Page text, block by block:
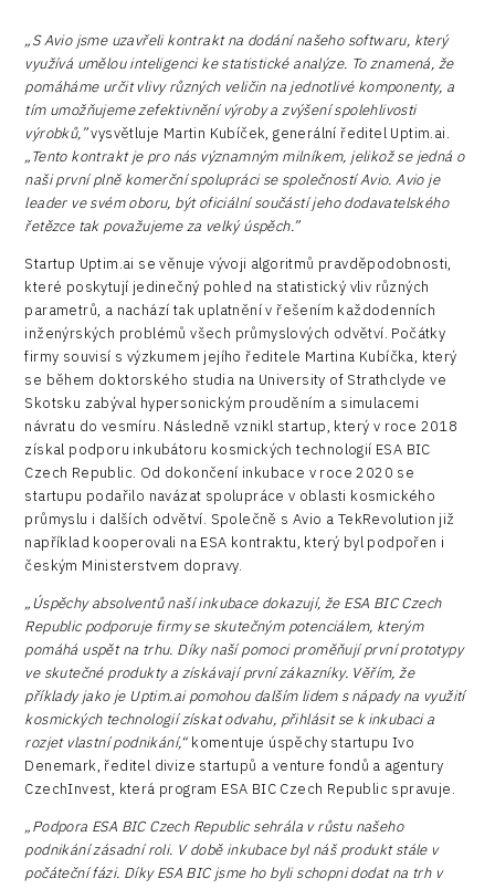
„S Avio jsme uzavřeli kontrakt na dodání našeho softwaru, který
využívá umělou inteligenci ke statistické analýze. To znamená, že
pomáháme určit vlivy různých veličin na jednotlivé komponenty, a
tím umožňujeme zefektivnění výroby a zvýšení spolehlivosti
výrobků,”vysvětluje Martin Kubíček, generální ředitel Uptim.ai.
„Tento kontrakt je pro nás významným milníkem, jelikož se jedná o
naši první plně komerční spolupráci se společností Avio. Avio je
leader ve svém oboru, být oficiální součástí jeho dodavatelského
řetězce tak považujeme za velký úspěch.”
Startup Uptim.ai se věnuje vývoji algoritmů pravděpodobnosti,
které poskytují jedinečný pohled na statistický vliv různých
parametrů, a nachází tak uplatnění v řešením každodenních
inženýrských problémů všech průmyslových odvětví. Počátky
firmy souvisí s výzkumem jejího ředitele Martina Kubíčka, který
se během doktorského studia na University of Strathclyde ve
Skotsku zabýval hypersonickým prouděním a simulacemi
návratu do vesmíru. Následně vznikl startup, který v roce 2018
získal podporu inkubátoru kosmických technologií ESA BIC
Czech Republic. Od dokončení inkubace v roce 2020 se
startupu podařilo navázat spolupráce v oblasti kosmického
průmyslu i dalších odvětví. Společně s Avio a TekRevolution již
například kooperovali na ESA kontraktu, který byl podpořen i
českým Ministerstvem dopravy.
„Úspěchy absolventů naší inkubace dokazují, že ESA BIC Czech
Republic podporuje firmy se skutečným potenciálem, kterým
pomáhá uspět na trhu. Díky naší pomoci proměňují první prototypy
ve skutečné produkty a získávají první zákazníky. Věřím, že
příklady jako je Uptim.ai pomohou dalším lidem s nápady na využití
kosmických technologií získat odvahu, přihlásit se k inkubaci a
rozjet vlastní podnikání,“komentuje úspěchy startupu Ivo
Denemark, ředitel divize startupů a venture fondů a agentury
CzechInvest, která program ESA BIC Czech Republic spravuje.
„Podpora ESA BIC Czech Republic sehrála v růstu našeho
podnikání zásadní roli. V době inkubace byl náš produkt stále v
počáteční fázi. Díky ESA BIC jsme ho byli schopni dodat na trh v